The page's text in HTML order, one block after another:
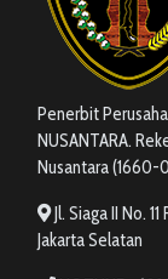
Penerbit
NUSANTARA.
Nusantara
Jl. Siaga II No.
Jakarta Selatan